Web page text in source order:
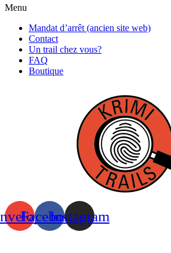
Menu
Mandat d’arrêt (ancien site web)
Contact
Un trail chez vous?
FAQ
Boutique
FacebookInstagram